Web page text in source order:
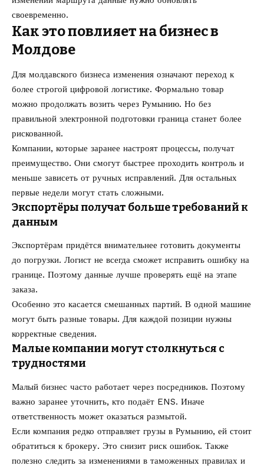
своевременно.
Как это повлияет на бизнес в
Молдове
Для молдавского бизнеса изменения означают переход к
более строгой цифровой логистике. Формально товар
можно продолжать возить через Румынию. Но без
правильной электронной подготовки граница станет более
рискованной.
Компании, которые заранее настроят процессы, получат
преимущество. Они смогут быстрее проходить контроль и
меньше зависеть от ручных исправлений. Для остальных
первые недели могут стать сложными.
Экспортёры получат больше требований к
данным
Экспортёрам придётся внимательнее готовить документы
до погрузки. Логист не всегда сможет исправить ошибку на
границе. Поэтому данные лучше проверять ещё на этапе
заказа.
Особенно это касается смешанных партий. В одной машине
могут быть разные товары. Для каждой позиции нужны
корректные сведения.
Малые компании могут столкнуться с
трудностями
Малый бизнес часто работает через посредников. Поэтому
важно заранее уточнить, кто подаёт ENS. Иначе
ответственность может оказаться размытой.
Если компания редко отправляет грузы в Румынию, ей стоит
обратиться к брокеру. Это снизит риск ошибок. Также
полезно следить за изменениями в таможенных правилах и